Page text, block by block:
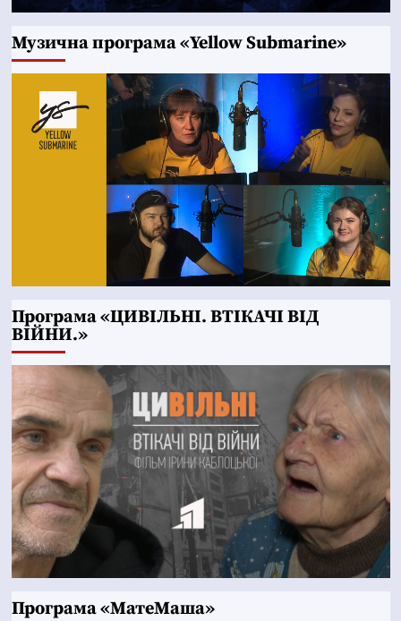
Музична програма «Yellow Submarine»
Програма «ЦИВІЛЬНІ. ВТІКАЧІ ВІД
ВІЙНИ.»
Програма «МатеМаша»